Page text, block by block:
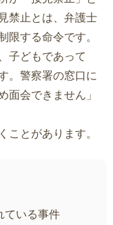
禁止とは、弁護士
限する命令です。
子どもであって
。警察署の窓口に
面会できません」
ことがあります。
ている事件